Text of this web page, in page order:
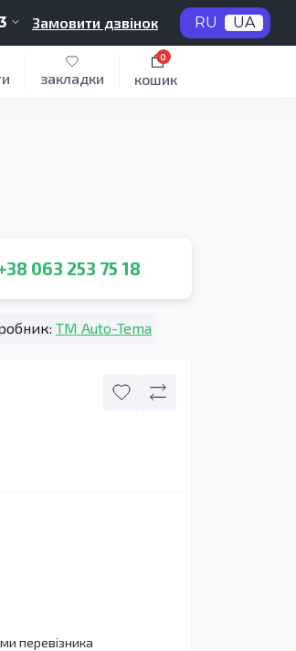
Замовити дзвінок RU UA
закладки кошик
0
063 253 75 18
TM Auto-Tema
перевізника